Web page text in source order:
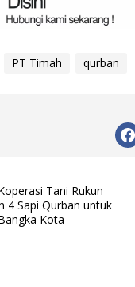
PT Timah qurban
Tani Rukun
4 Sapi Qurban untuk
Kota